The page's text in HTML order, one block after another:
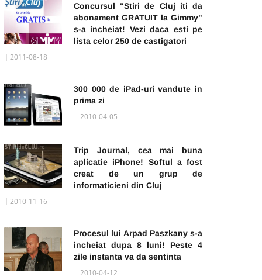
Concursul "Stiri de Cluj iti da
abonament GRATUIT la Gimmy"
s-a incheiat! Vezi daca esti pe
lista celor 250 de castigatori
2011-08-18
300 000 de iPad-uri vandute in
prima zi
2010-04-05
Trip Journal, cea mai buna
aplicatie iPhone! Softul a fost
creat de un grup de
informaticieni din Cluj
2010-11-16
Procesul lui Arpad Paszkany s-a
incheiat dupa 8 luni! Peste 4
zile instanta va da sentinta
2010-04-12